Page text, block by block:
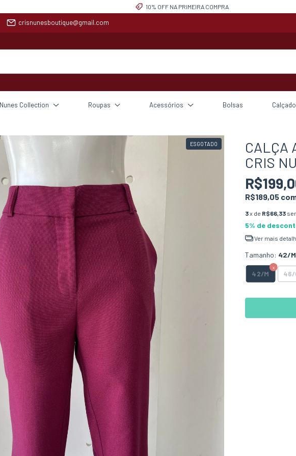
10% OFF NA PRIMEIRA COMPRA
crisnunesboutique@gmail.com
Collection Roupas Acessórios Bolsas
ESGOTADO
CALÇA
CRIS
R$189,05
3x de R$66,33
5% de
Ver mais
Tamanho: 42/M
42/M 46/